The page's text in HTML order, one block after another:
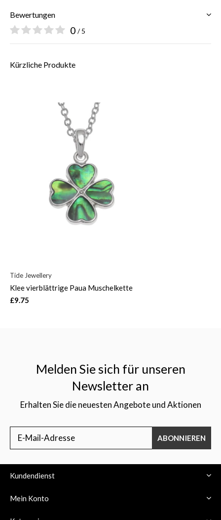
Bewertungen
0 / 5
Kürzliche Produkte
Tide Jewellery
Klee vierblättrige Paua Muschelkette
£9.75
Melden Sie sich für unseren
Newsletter an
Erhalten Sie die neuesten Angebote und Aktionen
ABONNIEREN
Kundendienst
Mein Konto